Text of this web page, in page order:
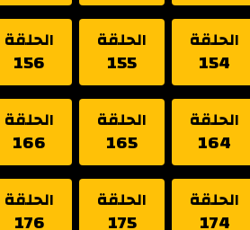
الحلقة
154
الحلقة
155
الحلقة
156
الحلقة
164
الحلقة
165
الحلقة
166
الحلقة
174
الحلقة
175
الحلقة
176